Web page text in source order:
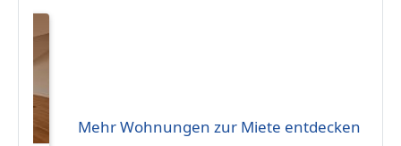
Mehr Wohnungen zur Miete entdecken